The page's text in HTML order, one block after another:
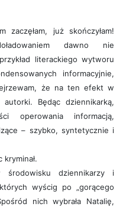
już skończyłam!
dawno nie
literackiego wytworu
informacyjnie,
że na ten efekt w
Będąc dziennikarką,
operowania informacją,
– szybko, syntetycznie i
kryminał.
środowisku dziennikarzy i
wyścig po „gorącego
nich wybrała Natalię,